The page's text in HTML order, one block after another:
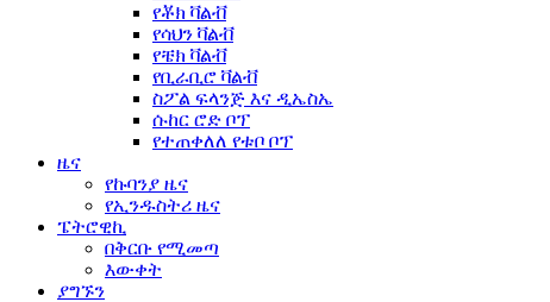
የቾክ ቫልቭ
የሳህን ቫልቭ
የቼክ ቫልቭ
የቢራቢሮ ቫልቭ
ስፖል ፍላንጅ እና ዲኤስኤ
ሱከር ሮድ ቦፕ
የተጠቀለለ የቱቦ ቦፕ
ዜና
የኩባንያ ዜና
የኢንዱስትሪ ዜና
ፔትሮዊኪ
በቅርቡ የሚመጣ
እውቀት
ያግኙን